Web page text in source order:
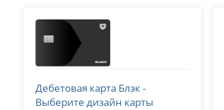
лицензия № 2673
Дебетовая карта Блэк -
Выберите дизайн карты